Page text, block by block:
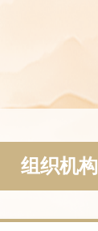
组织机构